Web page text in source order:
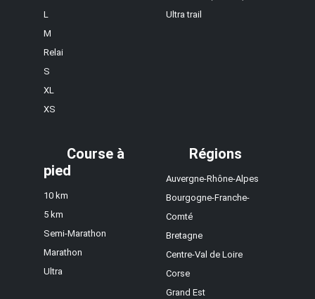
L
M
Relai
S
XL
XS
Ultra trail
Course à
pied
10 km
5 km
Semi-Marathon
Marathon
Ultra
Régions
Auvergne-Rhône-Alpes
Bourgogne-Franche-
Comté
Bretagne
Centre-Val de Loire
Corse
Grand Est